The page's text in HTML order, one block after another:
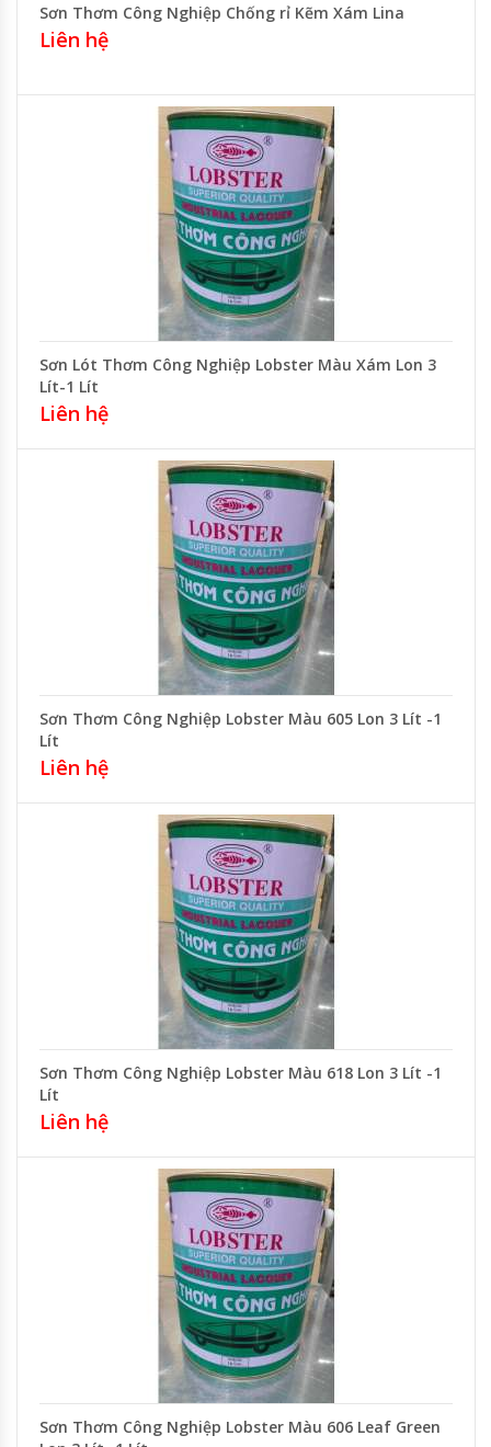
Sơn Thơm Công Nghiệp Chống rỉ Kẽm Xám Lina
Liên hệ
Sơn Lót Thơm Công Nghiệp Lobster Màu Xám Lon 3
Lít-1 Lít
Liên hệ
Sơn Thơm Công Nghiệp Lobster Màu 605 Lon 3 Lít -1
Lít
Liên hệ
Sơn Thơm Công Nghiệp Lobster Màu 618 Lon 3 Lít -1
Lít
Liên hệ
Sơn Thơm Công Nghiệp Lobster Màu 606 Leaf Green